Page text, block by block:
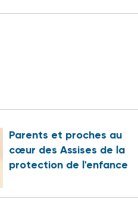
Parents et proches au
cœur des Assises de la
protection de l'enfance